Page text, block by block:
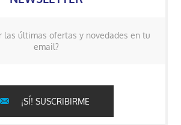
las últimas ofertas y novedades en tu
email?
¡SÍ! SUSCRIBIRME